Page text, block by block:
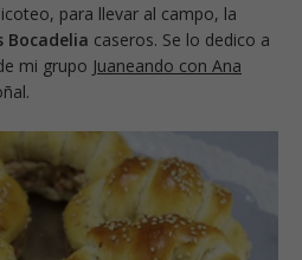
para llevar al campo, la
Bocadelia caseros. Se lo dedico a
mi grupo Juaneando con Ana